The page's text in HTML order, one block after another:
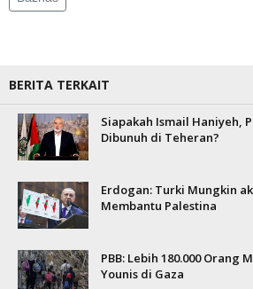
BERITA TERKAIT
Siapakah Ismail Haniyeh,
Dibunuh di Teheran?
Erdogan: Turki Mungkin
Membantu Palestina
PBB: Lebih 180.000 Orang
Younis di Gaza